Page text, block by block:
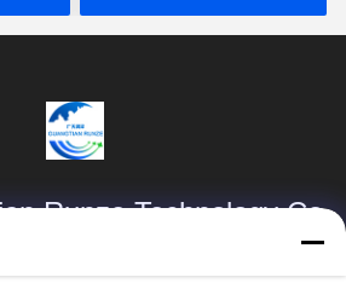
Runze Technology Co.,